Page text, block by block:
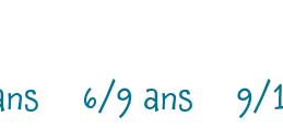
6/9 ans 9/